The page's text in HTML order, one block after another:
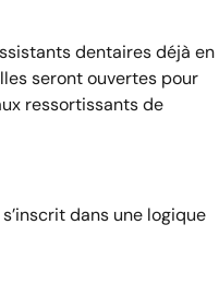
dentaires déjà en
seront ouvertes pour
ressortissants de
dans une logique